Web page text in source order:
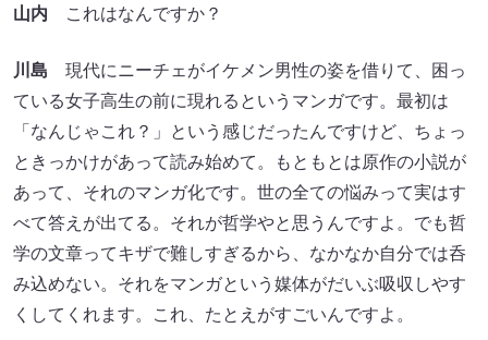
山内 これはなんですか？
川島 現代にニーチェがイケメン男性の姿を借りて、困っ
ている女子高生の前に現れるというマンガです。最初は
「なんじゃこれ？」という感じだったんですけど、ちょっ
ときっかけがあって読み始めて。もともとは原作の小説が
あって、それのマンガ化です。世の全ての悩みって実はす
べて答えが出てる。それが哲学やと思うんですよ。でも哲
学の文章ってキザで難しすぎるから、なかなか自分では呑
み込めない。それをマンガという媒体がだいぶ吸収しやす
くしてくれます。これ、たとえがすごいんですよ。